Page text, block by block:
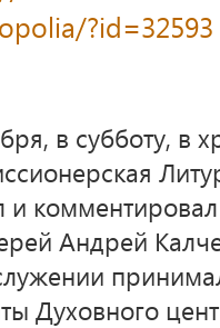
?id=32593
в субботу, в
и
Андрей
Духовного